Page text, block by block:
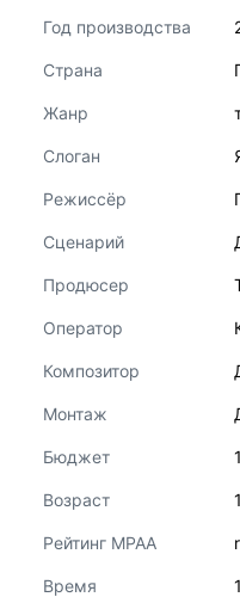
Год производства
Страна
Жанр
Слоган
Режиссёр
Сценарий
Продюсер
Оператор
Композитор
Монтаж
Бюджет
Возраст
Рейтинг MPAA r
Время